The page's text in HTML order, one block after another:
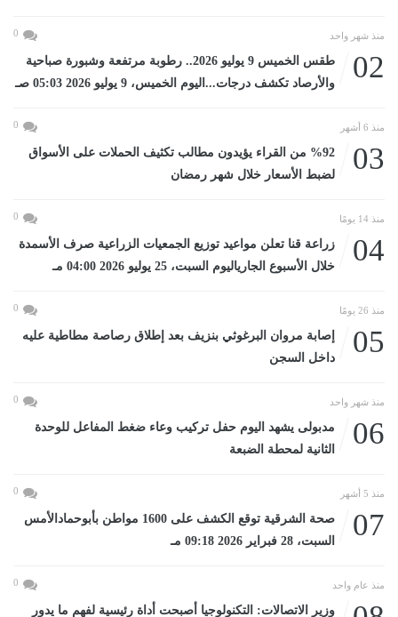
منذ شهر واحد 0
02
طقس الخميس 9 يوليو 2026.. رطوبة مرتفعة وشبورة صباحية
والأرصاد تكشف درجات...اليوم الخميس، 9 يوليو 2026 05:03 صـ
منذ 6 أشهر 0
03
%92 من القراء يؤيدون مطالب تكثيف الحملات على الأسواق
لضبط الأسعار خلال شهر رمضان
منذ 14 يومًا 0
04
زراعة قنا تعلن مواعيد توزيع الجمعيات الزراعية صرف الأسمدة
خلال الأسبوع الجارياليوم السبت، 25 يوليو 2026 04:00 مـ
منذ 26 يومًا 0
05
إصابة مروان البرغوثي بنزيف بعد إطلاق رصاصة مطاطية عليه
داخل السجن
منذ شهر واحد 0
06
مدبولى يشهد اليوم حفل تركيب وعاء ضغط المفاعل للوحدة
الثانية لمحطة الضبعة
منذ 5 أشهر 0
07
صحة الشرقية توقع الكشف على 1600 مواطن بأبوحمادالأمس
السبت، 28 فبراير 2026 09:18 مـ
منذ عام واحد 0
وزير الاتصالات: التكنولوجيا أصبحت أداة رئيسية لفهم ما يدور